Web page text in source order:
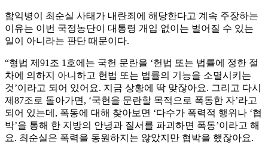
함익병이 최순실 사태가 내란죄에 해당한다고 계속 주장하는
이유는 이번 국정농단이 대통령 개입 없이는 벌어질 수 있는
일이 아니라는 판단 때문이다.
“형법 제91조 1호에는 국헌 문란을 ‘헌법 또는 법률에 정한 절
차에 의하지 아니하고 헌법 또는 법률의 기능을 소멸시키는
것’이라고 되어 있어요. 지금 상황에 딱 맞잖아요. 그리고 다시
제87조로 돌아가면, ‘국헌을 문란할 목적으로 폭동한 자’라고
되어 있는데, 폭동에 대해 찾아보면 ‘다수가 폭력적 행위나 ‘협
박’을 통해 한 지방의 안녕과 질서를 파괴하면 폭동’이라고 해
요. 최순실은 폭력을 동원하지는 않았지만 협박을 했잖아요.